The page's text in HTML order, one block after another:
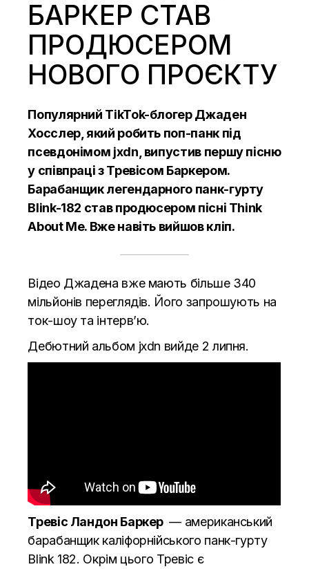
БАРКЕР СТАВ
ПРОДЮСЕРОМ
НОВОГО ПРОЄКТУ
Популярний TikTok-блогерДжаден
Хосслер, який робить поп-панк під
псевдонімом jxdn, випустив першу пісню
у співпраці з Тревісом Баркером.
Барабанщик легендарного панк-гурту
Blink-182 став продюсером пісні Think
About Me. Вже навіть вийшов кліп.
Відео Джадена вже мають більше 340
мільйонів переглядів. Його запрошують на
ток-шоу та інтерв’ю.
Дебютний альбом jxdn вийде 2 липня.
Тревіс Ландон Баркер — американський
барабанщик каліфорнійського панк-гурту
Blink 182. Окрім цього Тревіс є